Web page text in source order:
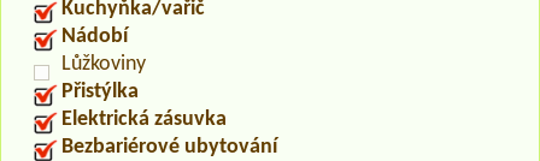
Kuchyňka/vařič
Nádobí
Lůžkoviny
Přistýlka
Elektrická zásuvka
Bezbariérové ubytování